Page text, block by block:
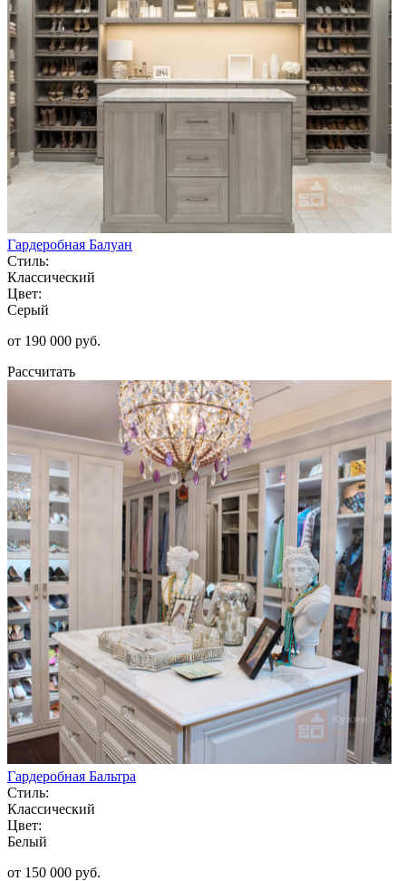
Гардеробная Балуан
Стиль:
Классический
Цвет:
Серый
от 190 000 руб.
Рассчитать
Гардеробная Бальтра
Стиль:
Классический
Цвет:
Белый
от 150 000 руб.